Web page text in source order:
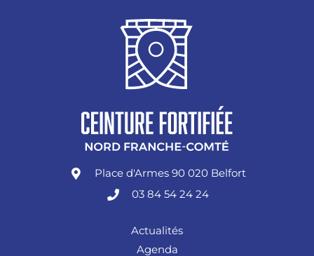
Place d'Armes 90 020 Belfort
03 84 54 24 24
Actualités
Agenda